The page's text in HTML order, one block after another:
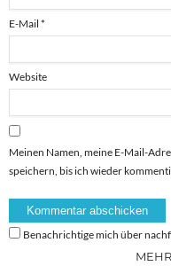
E-Mail *
Website
Meinen Namen, meine E-Mail-
speichern, bis ich wieder
Benachrichtige mich über